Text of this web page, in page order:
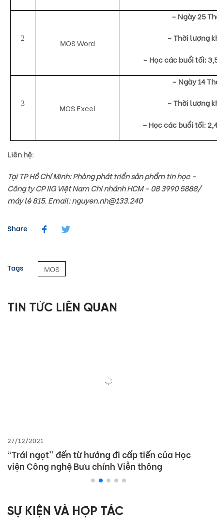
2 MOS Word
– Ngày 25
– Thời lượng
– Học các buổi tối:
3 MOS Excel
– Ngày 14
– Thời lượng
– Học các buổi tối:
Liên hệ:
Tại TP Hồ Chí Minh: Phòng phát triển sản phẩm tin học –
Công ty CP IIG Việt Nam Chi nhánh HCM – 08 3990 5888/
máy lẻ 815. Email:nguyen.nh@133.240
Share
Tags MOS
TIN TỨC LIÊN QUAN
27/12/2021
“Trái ngọt” đến từ hướng đi cấp tiến của Học
viện Công nghệ Bưu chính Viễn thông
SỰ KIỆN VÀ HỢP TÁC